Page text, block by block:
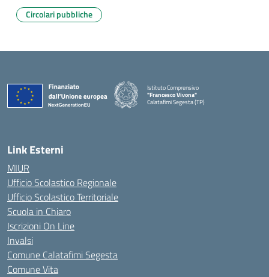
Circolari pubbliche
Istituto Comprensivo
"Francesco Vivona"
Calatafimi Segesta (TP)
— Visita la pagina iniziale della scuola
Link Esterni
MIUR
Ufficio Scolastico Regionale
Ufficio Scolastico Territoriale
Scuola in Chiaro
Iscrizioni On Line
Invalsi
Comune Calatafimi Segesta
Comune Vita